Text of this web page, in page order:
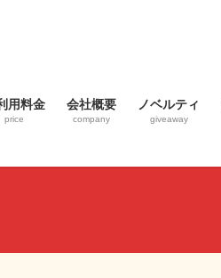
用料金
price
会社概要
company
ノベルティ
giveaway